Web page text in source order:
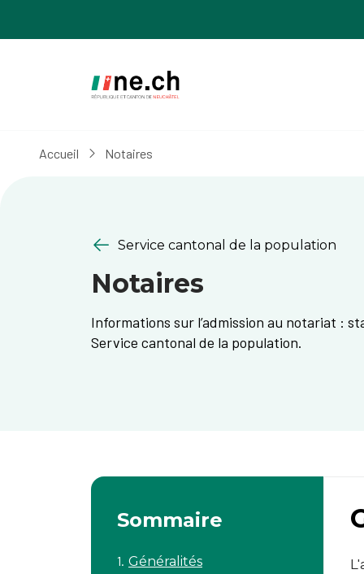
Accueil Notaires
Service cantonal de la population
Notaires
Informations sur l’admission au notariat :
Service cantonal de la population.
Sommaire
Généralités